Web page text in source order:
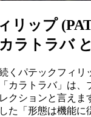
リップ
ラトラバ
くパテックフィリ
カラトラバ」は、
クションと言えま
た「形態は機能に